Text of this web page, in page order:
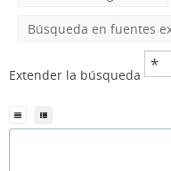
Búsqueda en fuentes
Extender la búsqueda